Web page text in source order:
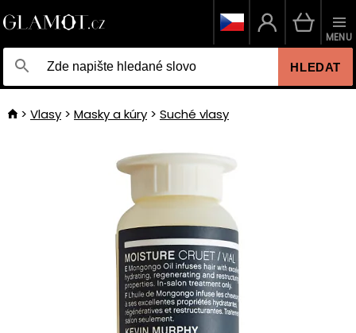
HLEDAT
MENU
Vlasy Masky a kúry Suché vlasy